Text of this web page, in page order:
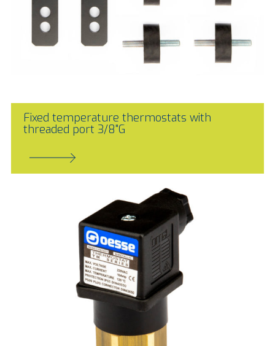
Fixed temperature thermostats with
threaded port 3/8"G